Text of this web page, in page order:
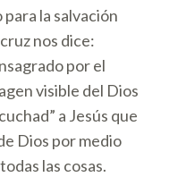
la salvación
nos dice:
por el
visible del Dios
a Jesús que
Dios por medio
las cosas.